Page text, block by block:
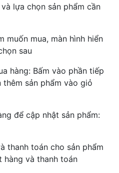
lựa chọn sản phẩm cần
muốn mua, màn hình hiển
sau
hàng: Bấm vào phần tiếp
sản phẩm vào giỏ
để cập nhật sản phẩm:
thanh toán cho sản phẩm
hàng và thanh toán